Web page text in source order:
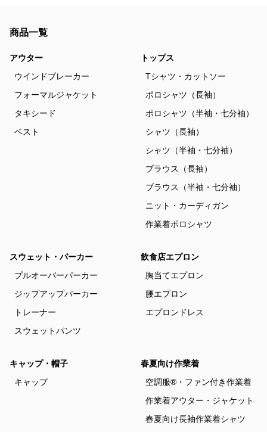
商品一覧
アウター
ウインドブレーカー
フォーマルジャケット
タキシード
ベスト
トップス
Tシャツ・カットソー
ポロシャツ（長袖）
ポロシャツ（半袖・七分袖）
シャツ（長袖）
シャツ（半袖・七分袖）
ブラウス（長袖）
ブラウス（半袖・七分袖）
ニット・カーディガン
作業着ポロシャツ
スウェット・パーカー
プルオーバーパーカー
ジップアップパーカー
トレーナー
スウェットパンツ
飲食店エプロン
胸当てエプロン
腰エプロン
エプロンドレス
キャップ・帽子
キャップ
春夏向け作業着
空調服®・ファン付き作業着
作業着アウター・ジャケット
春夏向け長袖作業着シャツ